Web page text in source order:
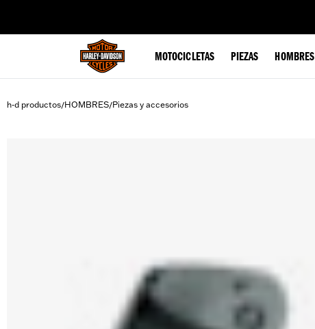
MOTOCICLETAS PIEZAS HOMBRES
h-d productos/HOMBRES/Piezas y accesorios